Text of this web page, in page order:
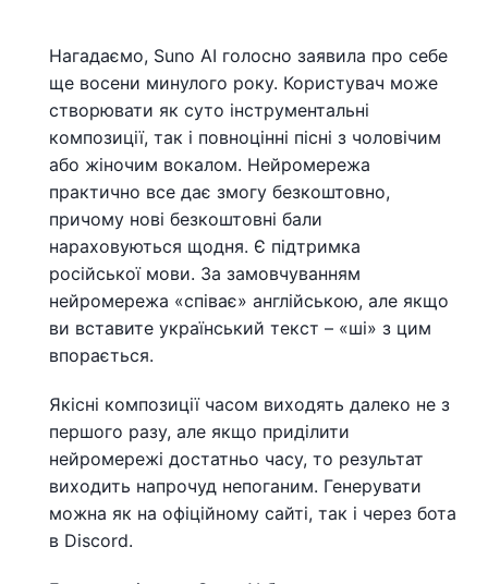
Нагадаємо, Suno AI голосно заявила про себе
ще восени минулого року. Користувач може
створювати як суто інструментальні
композиції, так і повноцінні пісні з чоловічим
або жіночим вокалом. Нейромережа
практично все дає змогу безкоштовно,
причому нові безкоштовні бали
нараховуються щодня. Є підтримка
російської мови. За замовчуванням
нейромережа «співає» англійською, але якщо
ви вставите український текст – «ші» з цим
впорається.
Якісні композиції часом виходять далеко не з
першого разу, але якщо приділити
нейромережі достатньо часу, то результат
виходить напрочуд непоганим. Генерувати
можна як на офіційному сайті, так і через бота
в Discord.